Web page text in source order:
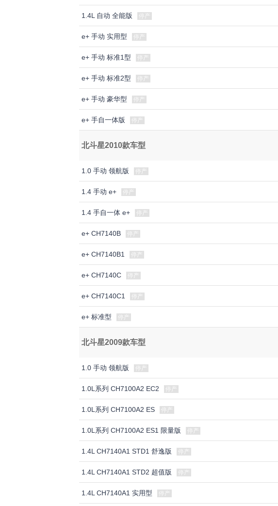
1.4L 自动 全能版 停产
e+ 手动 实用型 停产
e+ 手动 标准1型 停产
e+ 手动 标准2型 停产
e+ 手动 豪华型 停产
e+ 手自一体版 停产
北斗星2010款车型
1.0 手动 领航版 停产
1.4 手动 e+ 停产
1.4 手自一体 e+ 停产
e+ CH7140B 停产
e+ CH7140B1 停产
e+ CH7140C 停产
e+ CH7140C1 停产
e+ 标准型 停产
北斗星2009款车型
1.0 手动 领航版 停产
1.0L系列 CH7100A2 EC2 停产
1.0L系列 CH7100A2 ES 停产
1.0L系列 CH7100A2 ES1 限量版 停产
1.4L CH7140A1 STD1 舒逸版 停产
1.4L CH7140A1 STD2 超值版 停产
1.4L CH7140A1 实用型 停产